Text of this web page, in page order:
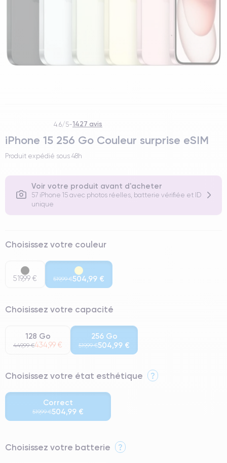
4.6/5-1427 avis
iPhone 15 256 Go Couleur surprise eSIM
Produit expédié sous 48h
Voir votre produit avant d'acheter
57 iPhone 15 avec photos réelles, batterie vérifiée et ID
unique
Choisissez votre couleur
519,99 € 519,99 €504,99 €
Choisissez votre capacité
128 Go
449,99 €434,99 €
256 Go
519,99 €504,99 €
Choisissez votre état esthétique ?
Correct
519,99 €504,99 €
⭐ Premium
Choisissez votre batterie ?